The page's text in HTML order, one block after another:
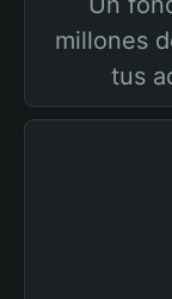
millones
tus